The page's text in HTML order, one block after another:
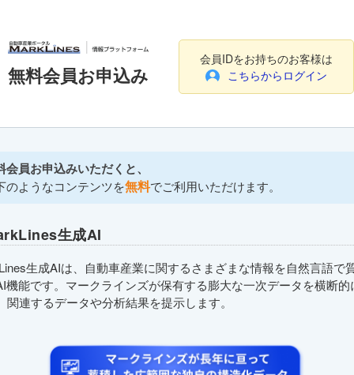
無料会員お申込み
会員IDをお持ちのお客様は
こちらからログイン
会員お申込みいただくと、
のようなコンテンツを無料でご利用いただけます。
生成AI
生成AIは、自動車産業に関するさまざまな情報を自然言語で
機能です。マークラインズが保有する膨大な一次データを横断的
関連するデータや分析結果を提示します。